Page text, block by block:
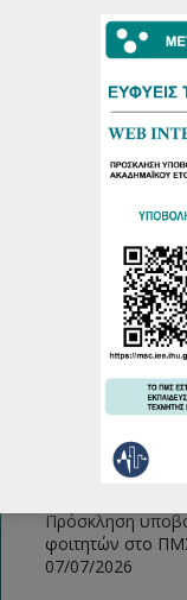
Κατεβάστε την
Πρόσκληση
φοιτητών στο
2026-2027
07/07/2026